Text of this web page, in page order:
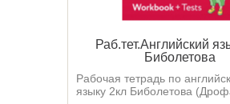
Раб.тет.Английский
Биболетова
Рабочая тетрадь по
языку 2кл Биболетова